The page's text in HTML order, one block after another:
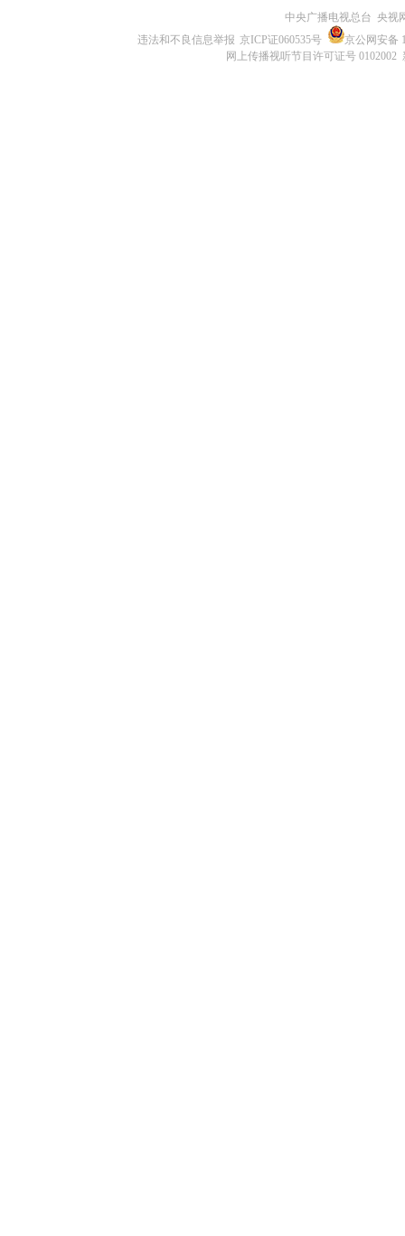
中央广播电视总台 央视
违法和不良信息举报 京ICP证060535号
京公网安备
网上传播视听节目许可证号 0102002